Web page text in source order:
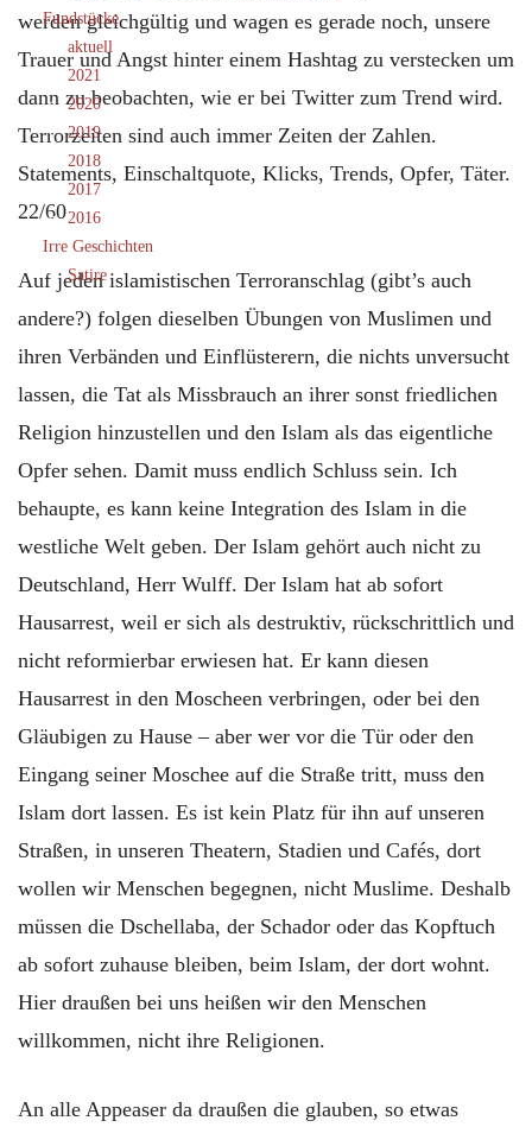
Fundstücke
aktuell
2021
2020
2019
2018
2017
2016
Irre Geschichten
Satire
werden gleichgültig und wagen es gerade noch, unsere
Trauer und Angst hinter einem Hashtag zu verstecken um
dann zu beobachten, wie er bei Twitter zum Trend wird.
Terrorzeiten sind auch immer Zeiten der Zahlen.
Statements, Einschaltquote, Klicks, Trends, Opfer, Täter.
22/60
Auf jeden islamistischen Terroranschlag (gibt’s auch
andere?) folgen dieselben Übungen von Muslimen und
ihren Verbänden und Einflüsterern, die nichts unversucht
lassen, die Tat als Missbrauch an ihrer sonst friedlichen
Religion hinzustellen und den Islam als das eigentliche
Opfer sehen. Damit muss endlich Schluss sein. Ich
behaupte, es kann keine Integration des Islam in die
westliche Welt geben. Der Islam gehört auch nicht zu
Deutschland, Herr Wulff. Der Islam hat ab sofort
Hausarrest, weil er sich als destruktiv, rückschrittlich und
nicht reformierbar erwiesen hat. Er kann diesen
Hausarrest in den Moscheen verbringen, oder bei den
Gläubigen zu Hause – aber wer vor die Tür oder den
Eingang seiner Moschee auf die Straße tritt, muss den
Islam dort lassen. Es ist kein Platz für ihn auf unseren
Straßen, in unseren Theatern, Stadien und Cafés, dort
wollen wir Menschen begegnen, nicht Muslime. Deshalb
müssen die Dschellaba, der Schador oder das Kopftuch
ab sofort zuhause bleiben, beim Islam, der dort wohnt.
Hier draußen bei uns heißen wir den Menschen
willkommen, nicht ihre Religionen.
An alle Appeaser da draußen die glauben, so etwas